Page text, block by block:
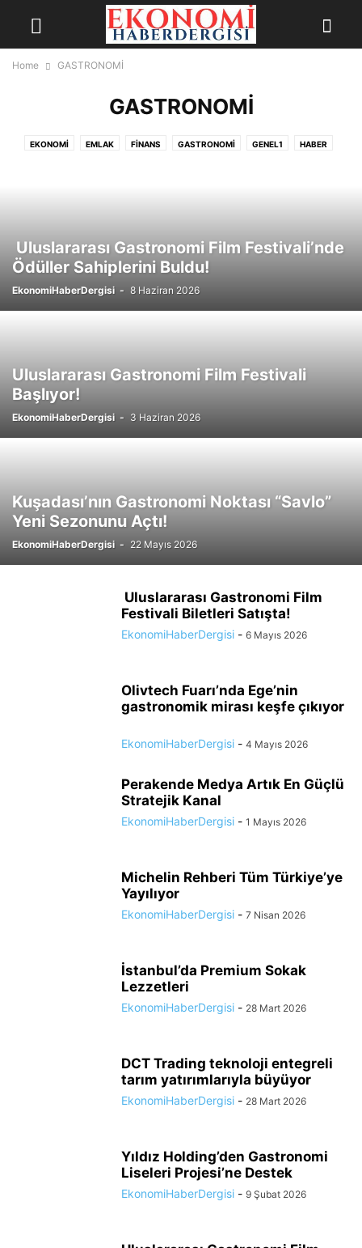
Home GASTRONOMİ
GASTRONOMİ
EKONOMİ EMLAK FİNANS GASTRONOMİ GENEL1 HABER
Uluslararası Gastronomi Film Festivali’nde
Ödüller Sahiplerini Buldu!
EkonomiHaberDergisi - 8 Haziran 2026
Uluslararası Gastronomi Film Festivali
Başlıyor!
EkonomiHaberDergisi - 3 Haziran 2026
Kuşadası’nın Gastronomi Noktası “Savlo”
Yeni Sezonunu Açtı!
EkonomiHaberDergisi - 22 Mayıs 2026
Uluslararası Gastronomi Film
Festivali Biletleri Satışta!
EkonomiHaberDergisi - 6 Mayıs 2026
Olivtech Fuarı’nda Ege’nin
gastronomik mirası keşfe çıkıyor
EkonomiHaberDergisi - 4 Mayıs 2026
Perakende Medya Artık En Güçlü
Stratejik Kanal
EkonomiHaberDergisi - 1 Mayıs 2026
Michelin Rehberi Tüm Türkiye’ye
Yayılıyor
EkonomiHaberDergisi - 7 Nisan 2026
İstanbul’da Premium Sokak
Lezzetleri
EkonomiHaberDergisi - 28 Mart 2026
DCT Trading teknoloji entegreli
tarım yatırımlarıyla büyüyor
EkonomiHaberDergisi - 28 Mart 2026
Yıldız Holding’den Gastronomi
Liseleri Projesi’ne Destek
EkonomiHaberDergisi - 9 Şubat 2026